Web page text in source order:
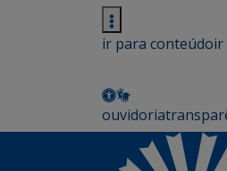
ir para conteúdoir
ouvidoria